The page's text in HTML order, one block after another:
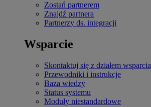
Zostań partnerem
Znajdź partnera
Partnerzy ds. integracji
Wsparcie
Skontaktuj się z działem wsparcia
Przewodniki i instrukcje
Baza wiedzy
Status systemu
Moduły niestandardowe